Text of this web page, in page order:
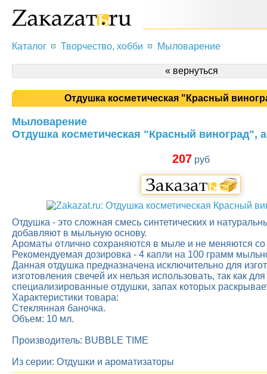
Каталог Творчество, хобби Мыловарение
« вернуться
Отдушка косметическая "Красный
Мыловарение
Отдушка косметическая "Красный виноград",
207руб
Отдушка - это сложная смесь синтетических и
добавляют в мыльную основу.
Ароматы отлично сохраняются в мыле и не меняются
Рекомендуемая дозировка - 4 капли на 100 грамм
Данная отдушка предназначена исключительно для
изготовления свечей их нельзя использовать, так как
специализированные отдушки, запах которых
Характеристики товара:
Стеклянная баночка.
Объем: 10 мл.
Производитель: BUBBLE TIME
Из серии: Отдушки и ароматизаторы